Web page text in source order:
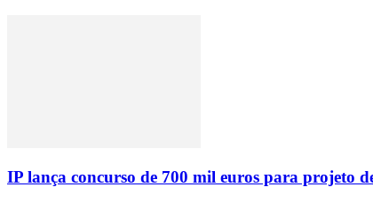
IP lança concurso de 700 mil euros para projeto